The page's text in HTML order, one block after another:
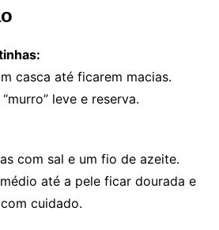
casca até ficarem macias.
leve e reserva.
com sal e um fio de azeite.
até a pele ficar dourada e
cuidado.